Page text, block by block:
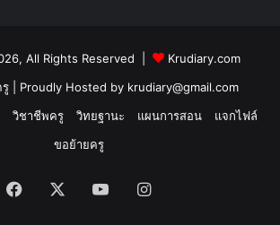
All Rights Reserved |
Krudiary.com
| Proudly Hosted by krudiary@gmail.com
วิชาชีพครู วิทยฐานะ แผนการสอน
แจกไฟล์
ขอย้ายครู
Facebook YouTubeInstagram